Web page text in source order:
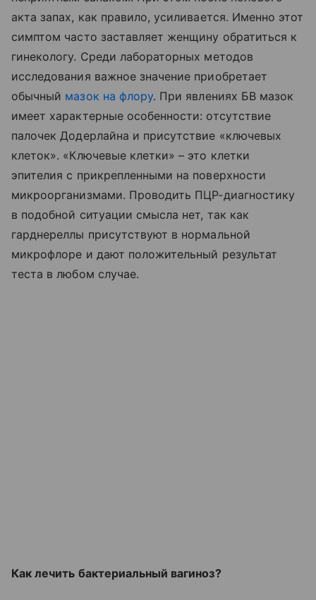
акта запах, как правило, усиливается. Именно этот
симптом часто заставляет женщину обратиться к
гинекологу. Среди лабораторных методов
исследования важное значение приобретает
обычный мазок на флору. При явлениях БВ мазок
имеет характерные особенности: отсутствие
палочек Додерлайна и присутствие «ключевых
клеток». «Ключевые клетки» – это клетки
эпителия с прикрепленными на поверхности
микроорганизмами. Проводить ПЦР-диагностику
в подобной ситуации смысла нет, так как
гарднереллы присутствуют в нормальной
микрофлоре и дают положительный результат
теста в любом случае.
Как лечить бактериальный вагиноз?